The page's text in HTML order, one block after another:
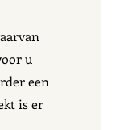
u
een
is er